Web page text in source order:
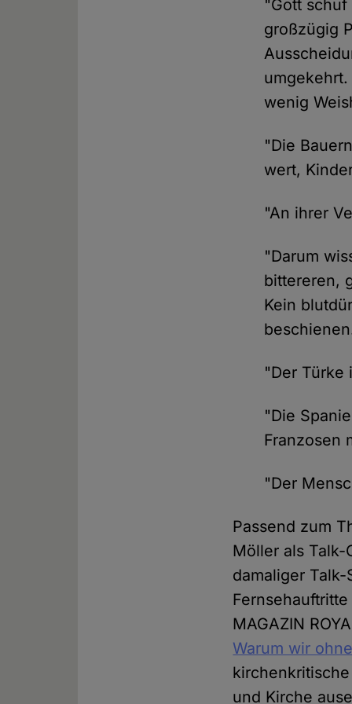
"Gott
großzügig
wenig
"Die
wert,
"An ihrer
"Darum
bittereren,
Kein
"Der Türke
"Die
Franzosen
"Der
Passend zum
Möller als Talk-
damaliger Talk-
MAGAZIN
Warum wir
und Kirche